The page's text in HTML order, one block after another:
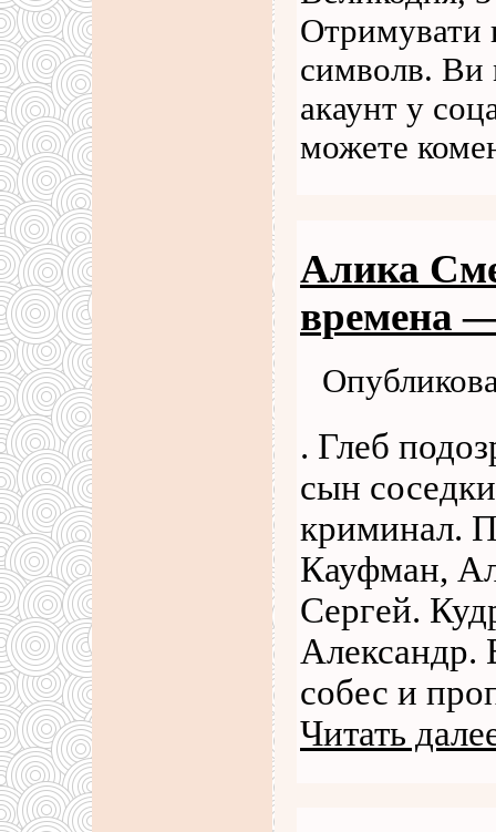
Отримувати
символв. Ви
акаунт у
можете
Алика
времена
. Глеб
сын
криминал.
Кауфман,
Сергей.
Александр.
собес и
Читать